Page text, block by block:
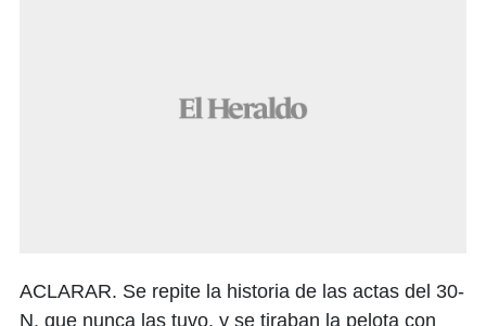
ACLARAR. Se repite la historia de las actas del 30-
N, que nunca las tuvo, y se tiraban la pelota con